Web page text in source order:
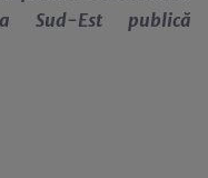
Sud-Estpublică